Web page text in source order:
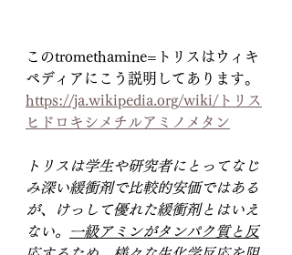
このtromethamine=トリスはウィキ
ペディアにこう説明してあります。
https://ja.wikipedia.org/wiki/トリス
ヒドロキシメチルアミノメタン
トリスは学生や研究者にとってなじ
み深い緩衝剤で比較的安価ではある
が、けっして優れた緩衝剤とはいえ
ない。
一級アミンがタンパク質と反